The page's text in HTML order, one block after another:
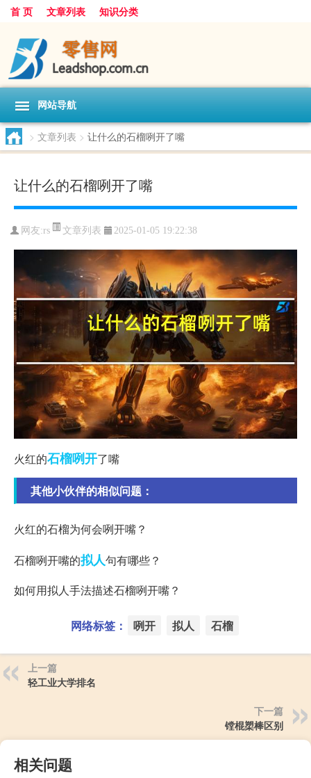
首 页 文章列表 知识分类
网站导航
> 文章列表 > 让什么的石榴咧开了嘴
让什么的石榴咧开了嘴
网友:rs 文章列表 2025-01-05 19:22:38
火红的石榴咧开了嘴
其他小伙伴的相似问题：
火红的石榴为何会咧开嘴？
石榴咧开嘴的拟人句有哪些？
如何用拟人手法描述石榴咧开嘴？
网络标签： 咧开 拟人 石榴
上一篇
轻工业大学排名
下一篇
镗棍槊棒区别
相关问题